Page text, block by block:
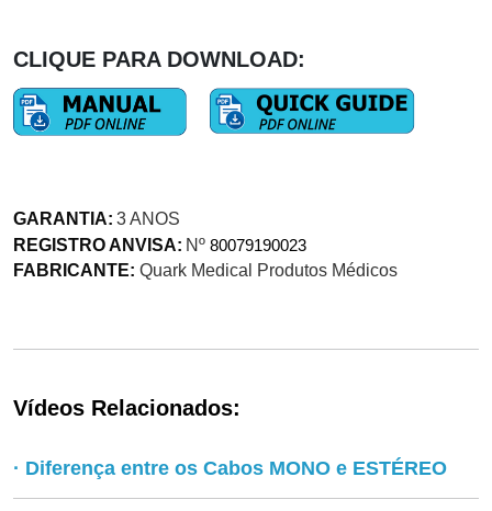
CLIQUE PARA DOWNLOAD:
GARANTIA: 3 ANOS
REGISTRO ANVISA: Nº 80079190023
FABRICANTE: Quark Medical Produtos Médicos
Vídeos Relacionados:
· Diferença entre os Cabos MONO e ESTÉREO